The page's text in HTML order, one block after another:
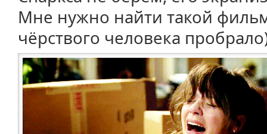
Мне нужно найти такой
чёрствого человека